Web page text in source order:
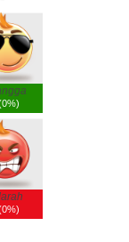
0%)
0%)